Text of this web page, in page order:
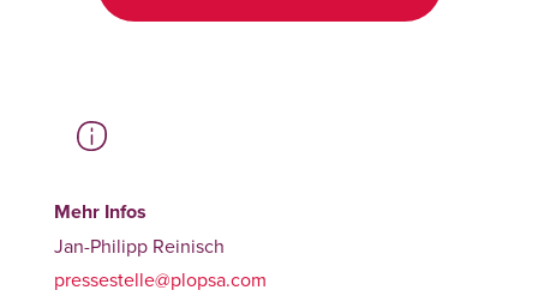
Mehr Infos
Jan-Philipp Reinisch
pressestelle@plopsa.com